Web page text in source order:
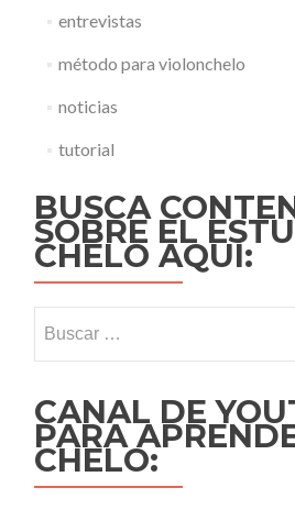
entrevistas
método para violonchelo
noticias
tutorial
BUSCA
SOBRE EL
CHELO AQUÍ:
CANAL DE
PARA
CHELO: